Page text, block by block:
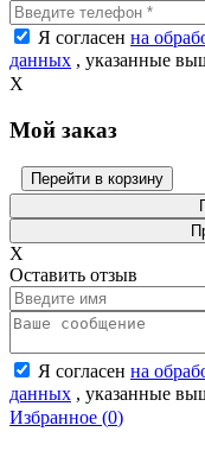
Я согласен на
данных , указанные
X
Мой заказ
Перейти в корзину
X
Оставить отзыв
Я согласен на
данных , указанные
Избранное (0)